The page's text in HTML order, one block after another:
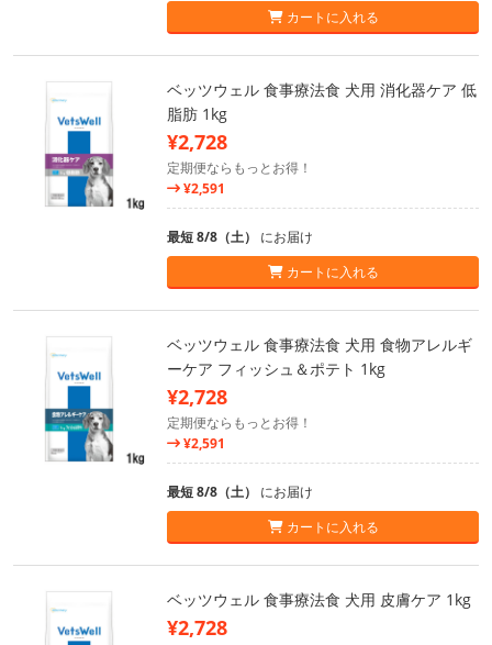
カートに入れる
ベッツウェル 食事療法食 犬用 消化器ケア 低
脂肪 1kg
¥2,728
定期便ならもっとお得！
¥2,591
最短 8/8（土） にお届け
カートに入れる
ベッツウェル 食事療法食 犬用 食物アレルギ
ーケア フィッシュ＆ポテト 1kg
¥2,728
定期便ならもっとお得！
¥2,591
最短 8/8（土） にお届け
カートに入れる
ベッツウェル 食事療法食 犬用 皮膚ケア 1kg
¥2,728